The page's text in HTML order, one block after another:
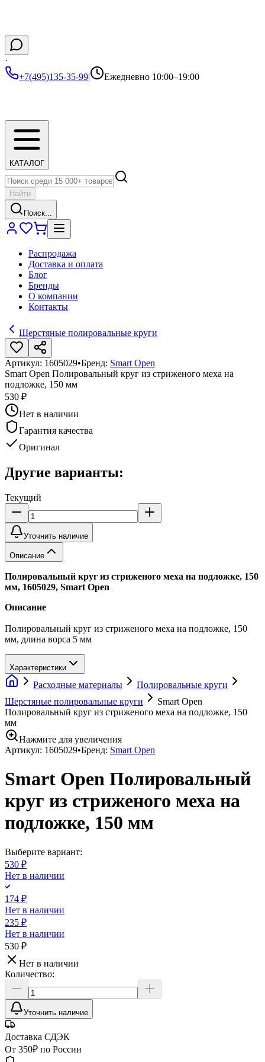
·
+7(495)135-35-99| Ежедневно 10:00–19:00
КАТАЛОГ
Найти
Поиск...
Распродажа
Доставка и оплата
Блог
Бренды
О компании
Контакты
Шерстяные полировальные круги
Артикул: 1605029•Бренд: Smart Open
Smart Open Полировальный круг из стриженого меха на
подложке, 150 мм
530 ₽
Нет в наличии
Гарантия качества
Оригинал
Другие варианты:
Текущий
Уточнить наличие
Описание
Полировальный круг из стриженого меха на подложке, 150
мм, 1605029, Smart Open
Описание
Полировальный круг из стриженого меха на подложке, 150
мм, длина ворса 5 мм
Характеристики
Расходные материалы
Полировальные круги
Шерстяные полировальные круги
Smart Open
Полировальный круг из стриженого меха на подложке, 150
мм
Нажмите для увеличения
Артикул: 1605029•Бренд: Smart Open
Smart Open Полировальный
круг из стриженого меха на
подложке, 150 мм
Выберите вариант:
530 ₽
Нет в наличии
174 ₽
Нет в наличии
235 ₽
Нет в наличии
530 ₽
Нет в наличии
Количество:
Уточнить наличие
Доставка СДЭК
От 350₽ по России